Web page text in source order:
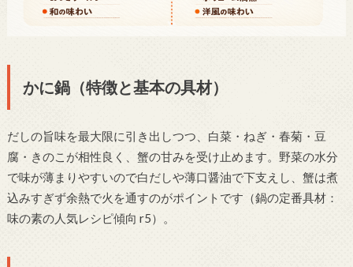
かに鍋（特徴と基本の具材）
だしの旨味を最大限に引き出しつつ、白菜・ねぎ・春菊・豆
腐・きのこが相性良く、蟹の甘みを受け止めます。野菜の水分
で味が薄まりやすいので白だしや薄口醤油で下支えし、蟹は煮
込みすぎず余熱で火を通すのがポイントです（鍋の定番具材：
味の素の人気レシピ傾向 r5）。